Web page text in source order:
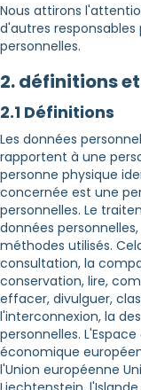
Nous attirons
d'autres
personnelles.
2. définitions
2.1 Définitions
Les données
rapportent à une
personne physique
concernée est une
personnelles. Le
données
méthodes utilisés.
consultation, la
conservation, lire,
effacer, divulguer,
l'interconnexion, la
personnelles.
économique
l'Union européenne